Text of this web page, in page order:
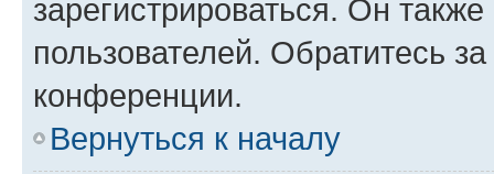
зарегистрироваться. Он
пользователей. Обратитесь
конференции.
Вернуться к началу